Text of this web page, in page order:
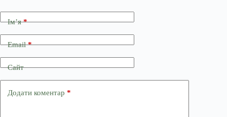
Ім’я*
Email*
Сайт
Додати коментар *